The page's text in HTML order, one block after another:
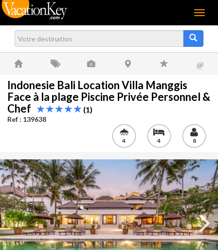
Menu
@
Indonesie Bali Location Villa Manggis
Face à la plage Piscine Privée Personnel &
Chef
(1)
Ref : 139638
4 4 8
Next